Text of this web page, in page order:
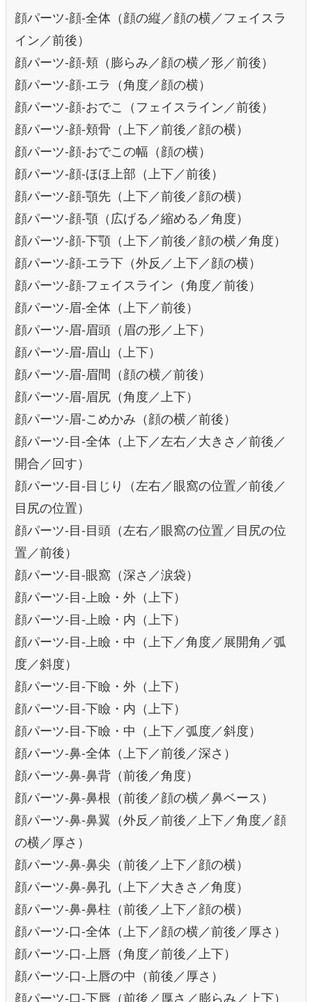
顔パーツ-顔-全体（顔の縦／顔の横／フェイスラ
イン／前後）
顔パーツ-顔-頬（膨らみ／顔の横／形／前後）
顔パーツ-顔-エラ（角度／顔の横）
顔パーツ-顔-おでこ（フェイスライン／前後）
顔パーツ-顔-頬骨（上下／前後／顔の横）
顔パーツ-顔-おでこの幅（顔の横）
顔パーツ-顔-ほほ上部（上下／前後）
顔パーツ-顔-顎先（上下／前後／顔の横）
顔パーツ-顔-顎（広げる／縮める／角度）
顔パーツ-顔-下顎（上下／前後／顔の横／角度）
顔パーツ-顔-エラ下（外反／上下／顔の横）
顔パーツ-顔-フェイスライン（角度／前後）
顔パーツ-眉-全体（上下／前後）
顔パーツ-眉-眉頭（眉の形／上下）
顔パーツ-眉-眉山（上下）
顔パーツ-眉-眉間（顔の横／前後）
顔パーツ-眉-眉尻（角度／上下）
顔パーツ-眉-こめかみ（顔の横／前後）
顔パーツ-目-全体（上下／左右／大きさ／前後／
開合／回す）
顔パーツ-目-目じり（左右／眼窩の位置／前後／
目尻の位置）
顔パーツ-目-目頭（左右／眼窩の位置／目尻の位
置／前後）
顔パーツ-目-眼窩（深さ／涙袋）
顔パーツ-目-上瞼・外（上下）
顔パーツ-目-上瞼・内（上下）
顔パーツ-目-上瞼・中（上下／角度／展開角／弧
度／斜度）
顔パーツ-目-下瞼・外（上下）
顔パーツ-目-下瞼・内（上下）
顔パーツ-目-下瞼・中（上下／弧度／斜度）
顔パーツ-鼻-全体（上下／前後／深さ）
顔パーツ-鼻-鼻背（前後／角度）
顔パーツ-鼻-鼻根（前後／顔の横／鼻ベース）
顔パーツ-鼻-鼻翼（外反／前後／上下／角度／顔
の横／厚さ）
顔パーツ-鼻-鼻尖（前後／上下／顔の横）
顔パーツ-鼻-鼻孔（上下／大きさ／角度）
顔パーツ-鼻-鼻柱（前後／上下／顔の横）
顔パーツ-口-全体（上下／顔の横／前後／厚さ）
顔パーツ-口-上唇（角度／前後／上下）
顔パーツ-口-上唇の中（前後／厚さ）
顔パーツ-口-下唇（前後／厚さ／膨らみ／上下）